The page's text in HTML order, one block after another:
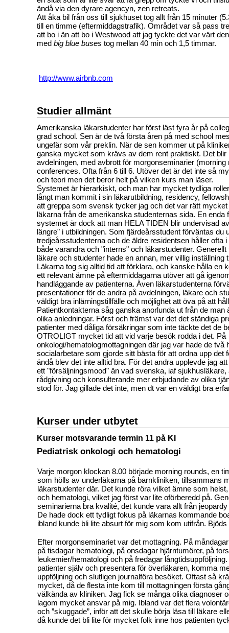
ändå via den dyrare agencyn, zen retreats.
Att åka bil från oss till sjukhuset tog allt från 15 minuter
till en timme (eftermiddagstrafik). Området var så pass
att bo i än att bo i Westwood att jag tyckte det var värt
med big blue buses tog mellan 40 min och 1,5 timmar.
http://www.airbnb.com
Studier allmänt
Amerikanska läkarstudenter har först läst fyra år på
grad school. Sen är de två första åren på med school
ungefär som vår preklin. När de sen kommer ut på
ganska mycket som krävs av dem rent praktiskt. Det blir
avdelningen, med avbrott för morgonseminarier (morning
conferences. Ofta från 6 till 6. Utöver det är det inte så
och teori men det beror helt på vilken kurs man läser.
Systemet är hierarkiskt, och man har mycket tydliga
långt man kommit i sin läkarutbildning, residency,
att greppa som svensk tycker jag och det var rätt
läkarna från de amerikanska studenternas sida. En enda
systemet är dock att man HELA TIDEN blir undervisad
längre" i utbildningen. Som fjärdeårsstudent förväntas du
tredjeårsstudenterna och de äldre residentsen håller ofta
både varandra och "interns" och läkarstudenter.
läkare och studenter hade en annan, mer villig inställning
Läkarna tog sig alltid tid att förklara, och kanske hålla en
ett relevant ämne på eftermiddagarna utöver att gå
handläggande av patienterna. Även läkarstudenterna
presentationer för de andra på avdelningen, läkare och
väldigt bra inlärningstillfälle och möjlighet att öva på att
Patientkontakterna såg ganska anorlunda ut från de man
olika anledningar. Först och främst var det det ständiga
patienter med dåliga försäkringar som inte täckte det de
OTROLIGT mycket tid att vid varje besök rodda i det. På
onkologi/hematologmottagningen där jag var hade de två
socialarbetare som gjorde sitt bästa för att ordna upp det
ändå blev det inte alltid bra. För det andra upplevde jag
ett "försäljningsmood" än vad svenska, iaf sjukhusläkare,
rådgivning och konsulterande mer erbjudande av olika
stod för. Jag gillade det inte, men dt var en väldigt bra
Kurser under utbytet
Kurser motsvarande termin 11 på KI
Pediatrisk onkologi och hematologi
Varje morgon klockan 8.00 började morning rounds, en
som hölls av underläkarna på barnkliniken, tillsammans
läkarstudenter där. Det kunde röra vilket ämne som
och hematologi, vilket jag först var lite oförberedd på.
seminarierna bra kvalité, det kunde vara allt från
De hade dock ett tydligt fokus på läkarnas kommande
ibland kunde bli lite absurt för mig som kom utifrån.
Efter morgonseminariet var det mottagning. På
på tisdagar hematologi, på onsdagar hjärntumörer, på
leukemier/hematologi och på fredagar
patienter själv och presentera för överläkaren, komma
uppföljning och slutligen journalföra besöket. Oftast så
mycket, då de flesta inte kom till mottagningen första
välkända av kliniken. Jag fick se många olika diagnoser
lagom mycket ansvar på mig. Ibland var det flera
och ”skuggade”, inför att det skulle börja läsa till läkare
då kunde det bli lite för mycket folk inne hos patienten